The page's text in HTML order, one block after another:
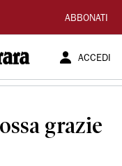
ABBONATI
ACCEDI
grazie